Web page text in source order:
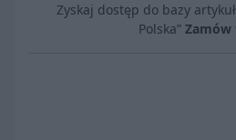
Zyskaj dostęp do bazy
Polska” Zamów